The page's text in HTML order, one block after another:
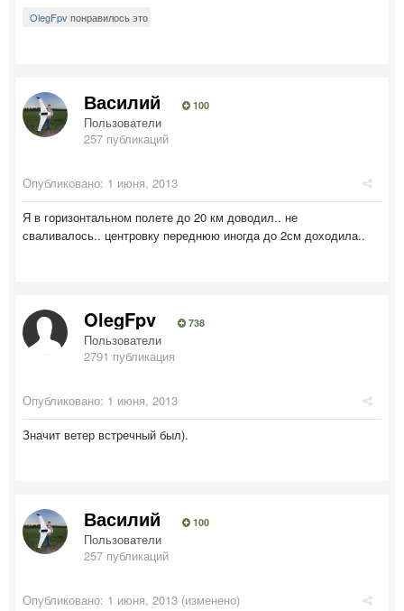
OlegFpvпонравилось это
Василий 100
Пользователи
257 публикаций
Опубликовано: 1 июня, 2013
Я в горизонтальном полете до 20 км доводил.. не
сваливалось.. центровку переднюю иногда до 2см доходила..
OlegFpv 738
Пользователи
2791 публикация
Опубликовано: 1 июня, 2013
Значит ветер встречный был).
Василий 100
Пользователи
257 публикаций
Опубликовано: 1 июня, 2013 (изменено)